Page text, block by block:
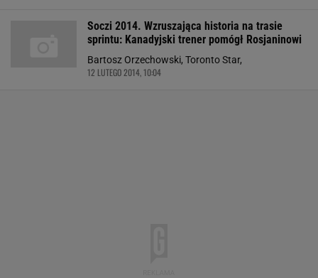
Soczi 2014. Wzruszająca historia na trasie
sprintu: Kanadyjski trener pomógł Rosjaninowi
Bartosz Orzechowski, Toronto Star,
12 LUTEGO 2014, 10:04